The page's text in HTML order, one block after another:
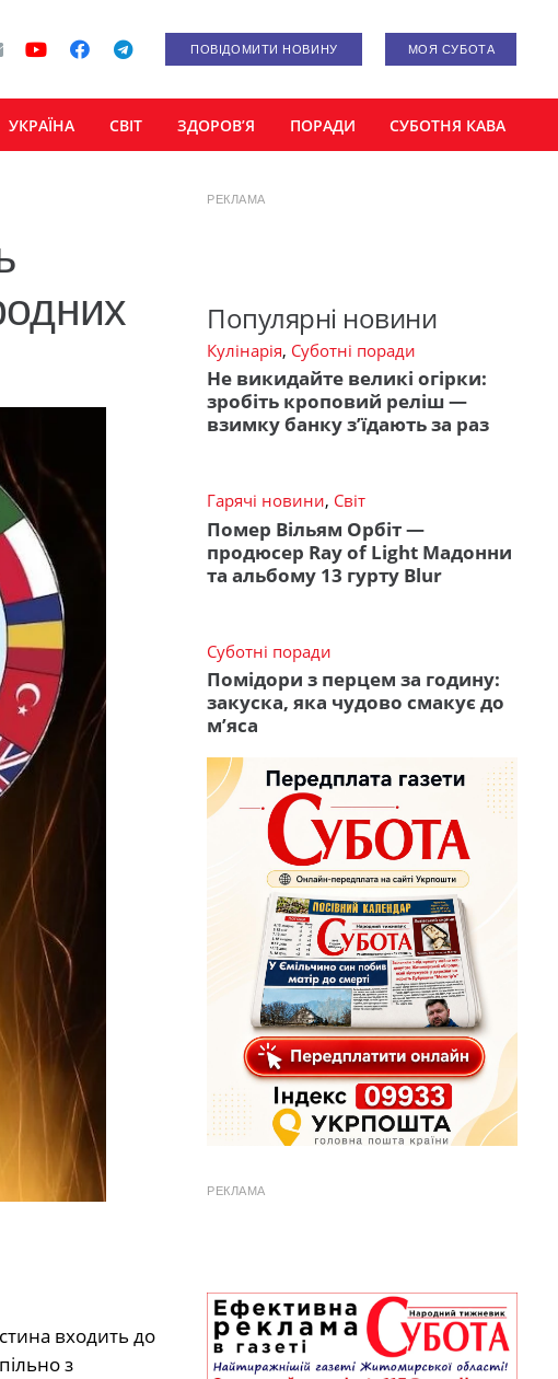
ПОВІДОМИТИ НОВИНУ МОЯ СУБОТА
УКРАЇНА СВІТ ЗДОРОВ’Я ПОРАДИ СУБОТНЯ КАВА
входить до
з
РЕКЛАМА
Популярні новини
Кулінарія, Суботні поради
Не викидайте великі огірки:
зробіть кроповий реліш —
взимку банку з’їдають за раз
Гарячі новини, Світ
Помер Вільям Орбіт —
продюсер Ray of Light Мадонни
та альбому 13 гурту Blur
Суботні поради
Помідори з перцем за годину:
закуска, яка чудово смакує до
м’яса
РЕКЛАМА